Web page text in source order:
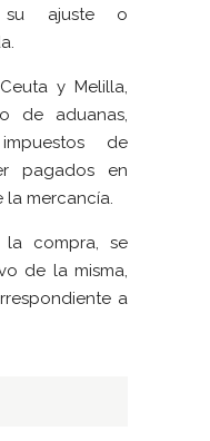
su ajuste o
y Melilla,
de aduanas,
de
pagados en
mercancía.
compra, se
de la misma,
a